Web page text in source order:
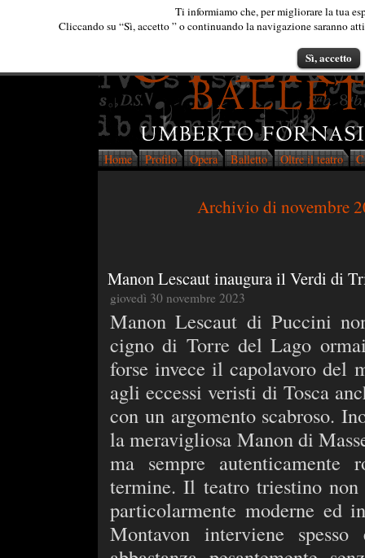
Ti informiamo che, per migliorare la tua
Cliccando su “Sì, accetto ” o continuando la navigazione saranno
Sì, accetto
Home Profilo Opera Balletto Oltre il teatro
Archivio di novembre
Manon Lescaut inaugura il Verdi di
giovedì 30 novembre 2023
Manon Lescaut di Puccini
cigno di Torre del Lago
forse invece il capolavoro del
agli eccessi veristi di Tosca
con un argomento scabroso.
la meravigliosa Manon di
ma sempre
termine. Il teatro triestino
particolarmente moderne ed
Montavon interviene